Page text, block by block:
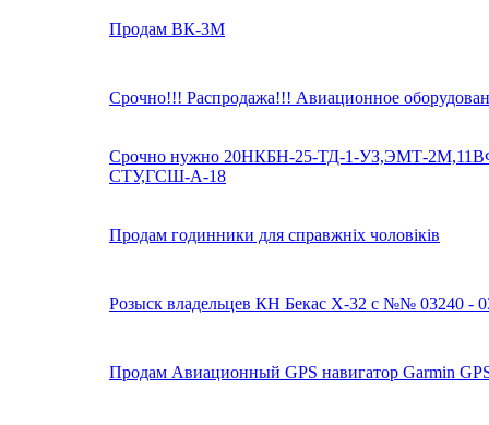
Продам ВК-3М
Срочно!!! Распродажа!!! Авиационное
Срочно нужно 20НКБН-25-ТД-1-УЗ,ЭМТ-
СТУ,ГСШ-А-18
Продам годинники для справжнiх чоловiкiв
Розыск владельцев КН Бекас X-32 с №№ 03240 -
Продам Авиационный GPS навигатор Garmin